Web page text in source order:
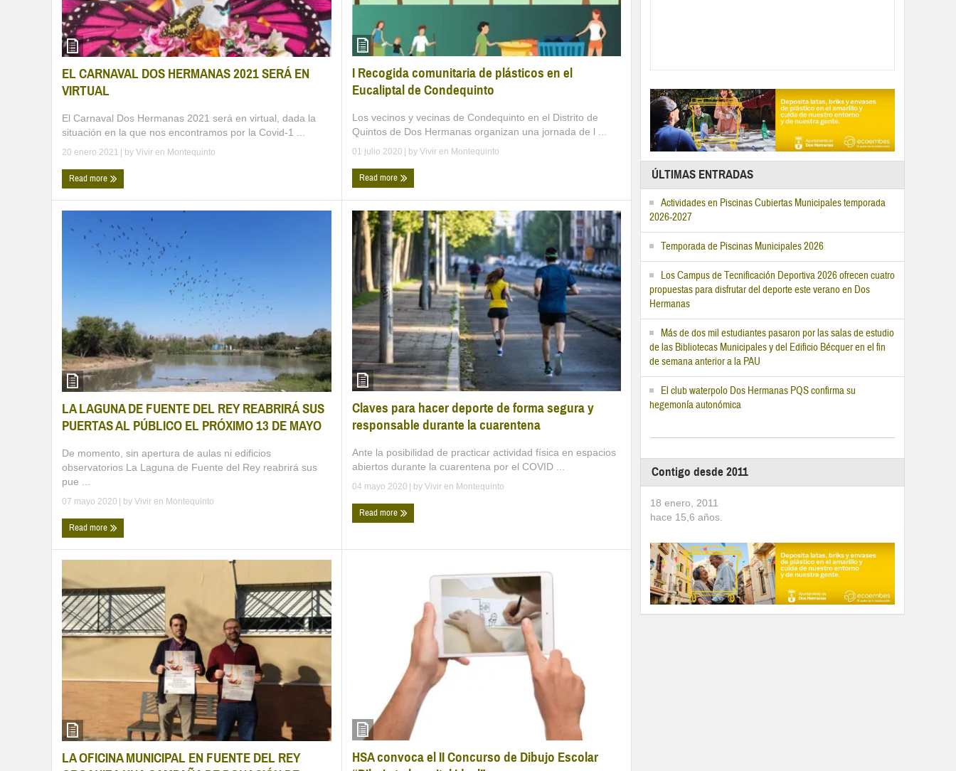
EL CARNAVAL DOS HERMANAS 2021 SERÁ EN
VIRTUAL
El Carnaval Dos Hermanas 2021 será en virtual, dada la
situación en la que nos encontramos por la Covid-1 ...
20 enero 2021 | by Vivir en Montequinto
Read more
I Recogida comunitaria de plásticos en el
Eucaliptal de Condequinto
Los vecinos y vecinas de Condequinto en el Distrito de
Quintos de Dos Hermanas organizan una jornada de l ...
01 julio 2020 | by Vivir en Montequinto
Read more
LA LAGUNA DE FUENTE DEL REY REABRIRÁ SUS
PUERTAS AL PÚBLICO EL PRÓXIMO 13 DE MAYO
De momento, sin apertura de aulas ni edificios
observatorios La Laguna de Fuente del Rey reabrirá sus
pue ...
07 mayo 2020 | by Vivir en Montequinto
Read more
Claves para hacer deporte de forma segura y
responsable durante la cuarentena
Ante la posibilidad de practicar actividad física en espacios
abiertos durante la cuarentena por el COVID ...
04 mayo 2020 | by Vivir en Montequinto
Read more
LA OFICINA MUNICIPAL EN FUENTE DEL REY
HSA convoca el II Concurso de Dibujo Escolar
ÚLTIMAS ENTRADAS
Actividades en Piscinas Cubiertas Municipales temporada
2026-2027
Temporada de Piscinas Municipales 2026
Los Campus de Tecnificación Deportiva 2026 ofrecen cuatro
propuestas para disfrutar del deporte este verano en Dos
Hermanas
Más de dos mil estudiantes pasaron por las salas de estudio
de las Bibliotecas Municipales y del Edificio Bécquer en el fin
de semana anterior a la PAU
El club waterpolo Dos Hermanas PQS confirma su
hegemonía autonómica
Contigo desde 2011
18 enero, 2011
hace 15,6 años.